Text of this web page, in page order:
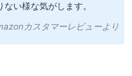
ない様な気がします。
カスタマーレビューより